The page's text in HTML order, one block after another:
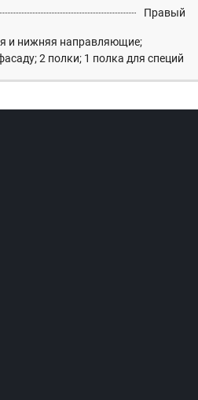
Правый
и нижняя направляющие;
2 полки; 1 полка для специй